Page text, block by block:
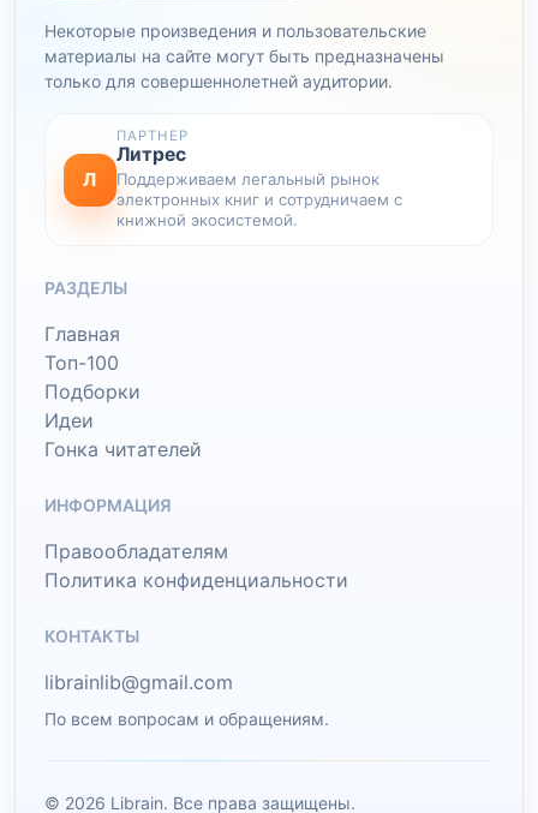
Некоторые произведения и пользовательские
материалы на сайте могут быть предназначены
только для совершеннолетней аудитории.
Л
ПАРТНЕР
Литрес
Поддерживаем легальный рынок
электронных книг и сотрудничаем с
книжной экосистемой.
РАЗДЕЛЫ
Главная
Топ-100
Подборки
Идеи
Гонка читателей
ИНФОРМАЦИЯ
Правообладателям
Политика конфиденциальности
КОНТАКТЫ
librainlib@gmail.com
По всем вопросам и обращениям.
© 2026 Librain. Все права защищены.